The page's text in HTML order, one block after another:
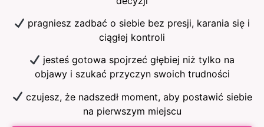
pragniesz zadbać o siebie bez presji, karania się i
ciągłej kontroli
jesteś gotowa spojrzeć głębiej niż tylko na
objawy i szukać przyczyn swoich trudności
czujesz, że nadszedł moment, aby postawić siebie
na pierwszym miejscu